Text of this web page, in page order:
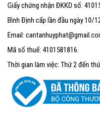
Giấy chứng nhận ĐKKD số:
Bình Định cấp lần đầu ngày 10/
Email:
Mã số thuế: 4101581816.
Thời gian làm việc: Thứ 2 đến